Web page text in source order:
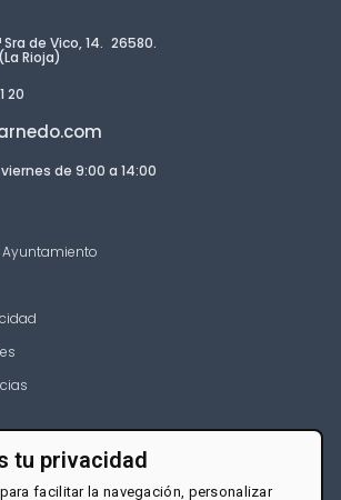
Sra de Vico, 14. 26580.
Rioja)
20
de 9:00 a 14:00
tu privacidad
facilitar la navegación, personalizar